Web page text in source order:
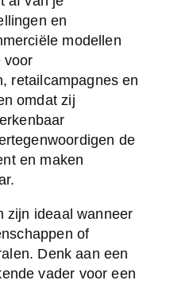
en
modellen
voor
retailcampagnes en
omdat zij
de
en maken
zijn ideaal wanneer
of
Denk aan een
vader voor een